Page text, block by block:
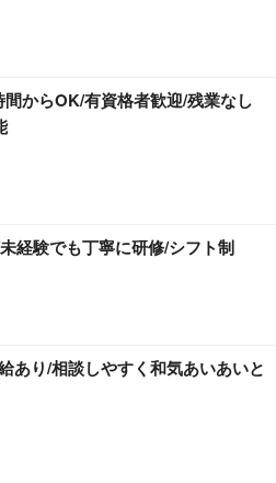
からOK/有資格者歓迎/残業なし
経験でも丁寧に研修/シフト制
あり/相談しやすく和気あいあいと